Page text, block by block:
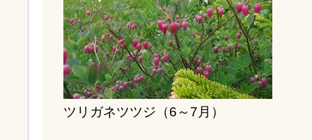
ツリガネツツジ（6～7月）